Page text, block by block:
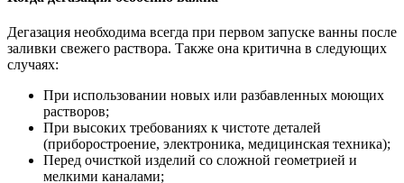
Дегазация необходима всегда при первом запуске ванны после
заливки свежего раствора. Также она критична в следующих
случаях:
При использовании новых или разбавленных моющих
растворов;
При высоких требованиях к чистоте деталей
(приборостроение, электроника, медицинская техника);
Перед очисткой изделий со сложной геометрией и
мелкими каналами;